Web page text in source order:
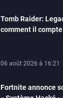
Tomb Raider:
comment il
06 août 2026 à 16:21
Fortnite annonce